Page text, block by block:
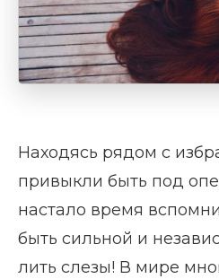
Находясь рядом с
привыкли быть под
настало время
быть сильной и
лить слезы! В мире